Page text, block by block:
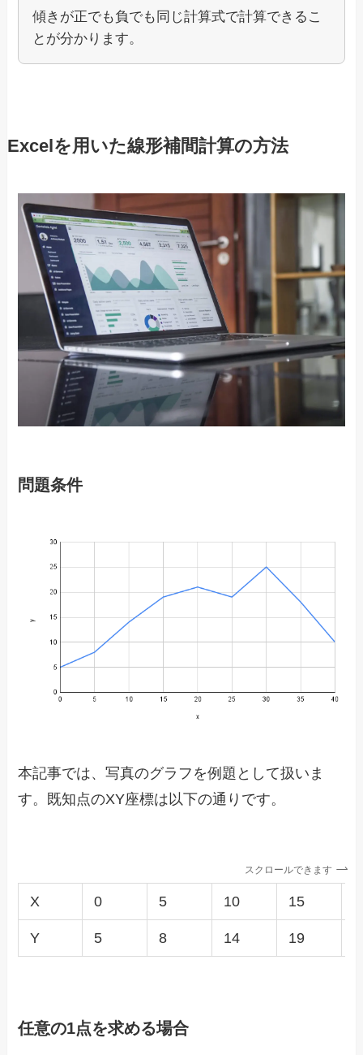
傾きが正でも負でも同じ計算式で計算できるこ
とが分かります。
Excelを用いた線形補間計算の方法
問題条件
本記事では、写真のグラフを例題として扱いま
す。既知点のXY座標は以下の通りです。
スクロールできます
X 0 5 10 15
Y 5 8 14 19
任意の1点を求める場合